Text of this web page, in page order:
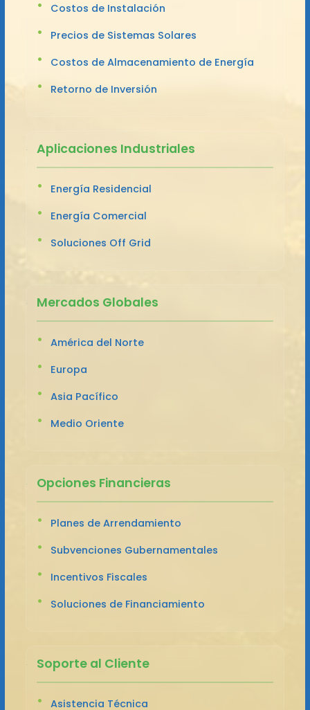
Costos de Instalación
Precios de Sistemas Solares
Costos de Almacenamiento de Energía
Retorno de Inversión
Aplicaciones Industriales
Energía Residencial
Energía Comercial
Soluciones Off Grid
Mercados Globales
América del Norte
Europa
Asia Pacífico
Medio Oriente
Opciones Financieras
Planes de Arrendamiento
Subvenciones Gubernamentales
Incentivos Fiscales
Soluciones de Financiamiento
Soporte al Cliente
Asistencia Técnica